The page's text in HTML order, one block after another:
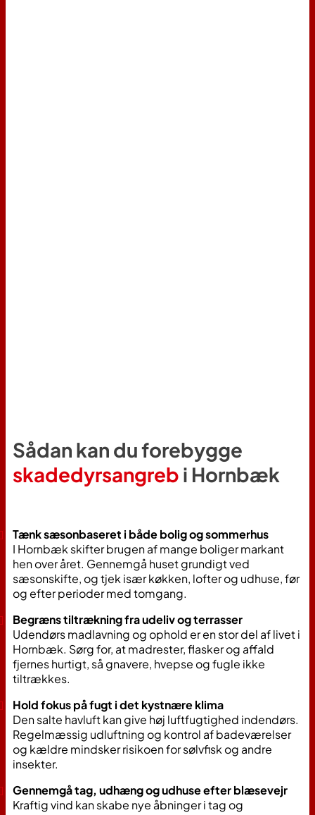
Sådan kan du forebygge
skadedyrsangreb i Hornbæk
Tænk sæsonbaseret i både bolig og sommerhus
I Hornbæk skifter brugen af mange boliger markant
hen over året. Gennemgå huset grundigt ved
sæsonskifte, og tjek især køkken, lofter og udhuse, før
og efter perioder med tomgang.
Begræns tiltrækning fra udeliv og terrasser
Udendørs madlavning og ophold er en stor del af livet i
Hornbæk. Sørg for, at madrester, flasker og affald
fjernes hurtigt, så gnavere, hvepse og fugle ikke
tiltrækkes.
Hold fokus på fugt i det kystnære klima
Den salte havluft kan give høj luftfugtighed indendørs.
Regelmæssig udluftning og kontrol af badeværelser
og kældre mindsker risikoen for sølvfisk og andre
insekter.
Gennemgå tag, udhæng og udhuse efter blæsevejr
Kraftig vind kan skabe nye åbninger i tag og